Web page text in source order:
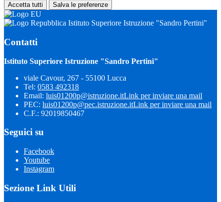
Accetta tutti Salva le preferenze
Istituto Superiore Istruzione "Sandro Pertini"
Contatti
Istituto Superiore Istruzione "Sandro Pertini"
viale Cavour, 267 - 55100 Lucca
Tel: 0583 492318
Email: luis01200p@istruzione.itLink per inviare una mail
PEC: luis01200p@pec.istruzione.itLink per inviare una mail
C.F.: 92019850467
Seguici su
Facebook
Youtube
Instagram
Sezione Link Utili